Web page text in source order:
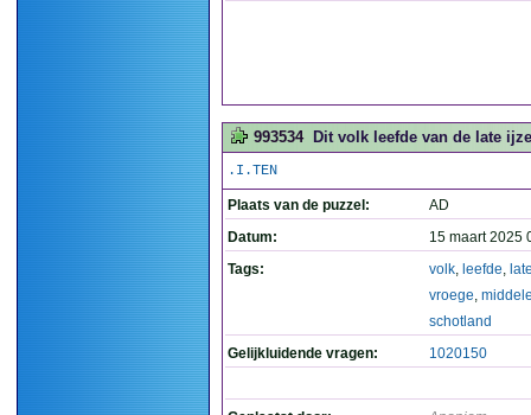
993534 Dit volk leefde van de late
.I.TEN
Plaats van de puzzel:
AD
Datum:
15 maart 2025
Tags:
volk, leefde,
vroege,
schotland
Gelijkluidende vragen:
1020150